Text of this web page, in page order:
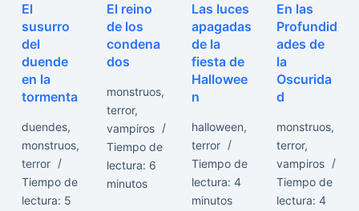
El
susurro
del
duende
en la
tormenta
duendes,
monstruos,
terror
Tiempo de
lectura: 5
El reino
de los
condena
dos
monstruos,
terror,
vampiros
Tiempo de
lectura: 6
minutos
Las luces
apagadas
de la
fiesta de
Hallowee
n
halloween,
terror
Tiempo de
lectura: 4
minutos
En las
Profundid
ades de
la
Oscurida
d
monstruos,
terror,
vampiros
Tiempo de
lectura: 4